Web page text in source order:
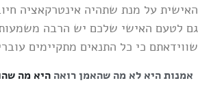
האישית על מנת שתהיה אינטרקאציה
גם לטעם האישי שלכם יש הרבה
שווידאתם כי כל התנאים מתקיימים
אמנות היא לא מה שהאמן רואה היא מה